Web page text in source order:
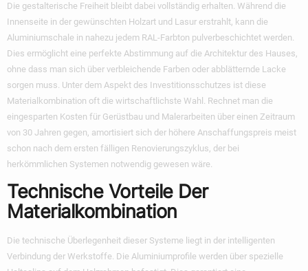
Die gestalterische Freiheit bleibt dabei vollständig erhalten. Während die
Innenseite in der gewünschten Holzart und Lasur erstrahlt, kann die
Aluminiumschale in nahezu jedem RAL-Farbton pulverbeschichtet werden.
Dies ermöglicht eine perfekte Abstimmung auf die Architektur des Hauses,
ohne dass man sich über verbleichende Farben oder abblätternde Lacke
sorgen muss. Unter dem Aspekt des Investitionsschutzes ist diese
Materialkombination oft die wirtschaftlichste Wahl. Rechnet man die
eingesparten Kosten für Gerüstbau und Malerarbeiten über einen Zeitraum
von 30 Jahren gegen, amortisiert sich der höhere Anschaffungspreis meist
schon nach dem ersten fälligen Renovierungszyklus, der bei
herkömmlichen Systemen notwendig gewesen wäre.
Technische Vorteile Der
Materialkombination
Die technische Überlegenheit dieser Systeme liegt in der intelligenten
Verbindung der Werkstoffe. Die Aluminiumprofile werden über spezielle